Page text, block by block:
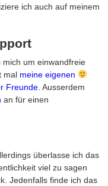
ich auch auf meinem
um einwandfreie
mal meine eigenen
Freunde. Ausserdem
an für einen
überlasse ich das
viel zu sagen
Jedenfalls finde ich das